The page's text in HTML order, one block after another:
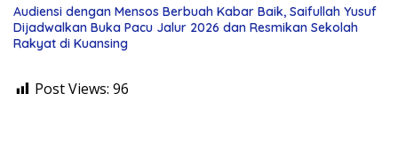
Audiensi dengan Mensos Berbuah Kabar Baik, Saifullah Yusuf
Dijadwalkan Buka Pacu Jalur 2026 dan Resmikan Sekolah
Rakyat di Kuansing
Post Views: 96